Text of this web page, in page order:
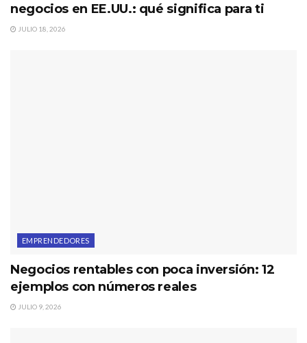
negocios en EE.UU.: qué significa para ti
JULIO 18, 2026
EMPRENDEDORES
Negocios rentables con poca inversión: 12
ejemplos con números reales
JULIO 9, 2026